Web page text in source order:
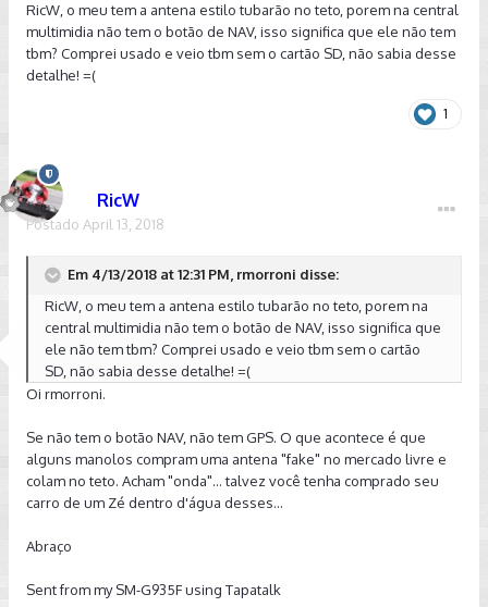
Enviado de meu XT1097 usando Tapatalk
RicW, o meu tem a antena estilo tubarão no teto, porem na central
multimidia não tem o botão de NAV, isso significa que ele não tem
tbm? Comprei usado e veio tbm sem o cartão SD, não sabia desse
detalhe! =(
1
RicW
Postado April 13, 2018
Em 4/13/2018 at 12:31 PM, rmorroni disse:
RicW, o meu tem a antena estilo tubarão no teto, porem na
central multimidia não tem o botão de NAV, isso significa que
ele não tem tbm? Comprei usado e veio tbm sem o cartão
SD, não sabia desse detalhe! =(
Oi rmorroni.
Se não tem o botão NAV, não tem GPS. O que acontece é que
alguns manolos compram uma antena "fake" no mercado livre e
colam no teto. Acham "onda"... talvez você tenha comprado seu
carro de um Zé dentro d'água desses...
Abraço
Sent from my SM-G935F using Tapatalk